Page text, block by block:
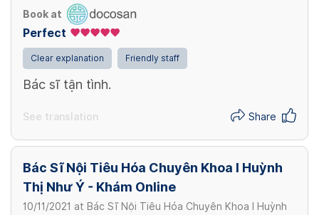
Book at
Perfect
Clear explanation Friendly staff
Bác sĩ tận tình.
See translation Share
Bác Sĩ Nội Tiêu Hóa Chuyên Khoa I Huỳnh
Thị Như Ý - Khám Online
10/11/2021 at Bác Sĩ Nội Tiêu Hóa Chuyên Khoa I Huỳnh